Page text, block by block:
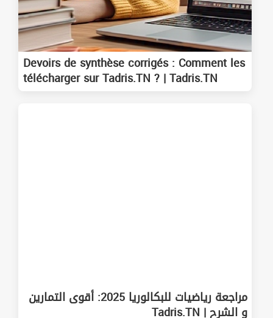
Devoirs de synthèse corrigés : Comment les
télécharger sur Tadris.TN ? | Tadris.TN
مراجعة رياضيات للبكالوريا 2025: أقوى التمارين
و الشرح | Tadris.TN